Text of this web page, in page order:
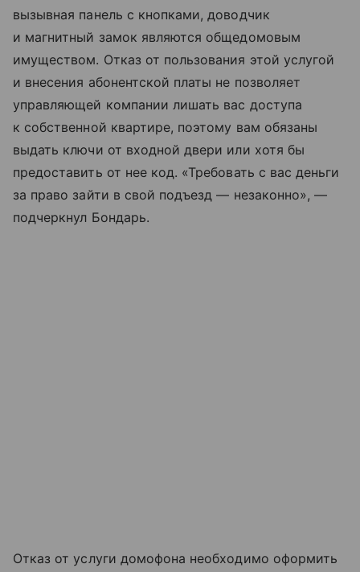
вызывная панель с кнопками, доводчик
и магнитный замок являются общедомовым
имуществом. Отказ от пользования этой услугой
и внесения абонентской платы не позволяет
управляющей компании лишать вас доступа
к собственной квартире, поэтому вам обязаны
выдать ключи от входной двери или хотя бы
предоставить от нее код. «Требовать с вас деньги
за право зайти в свой подъезд — незаконно», —
подчеркнул Бондарь.
Отказ от услуги домофона необходимо оформить